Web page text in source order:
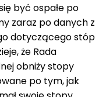
być ospałe po
zaraz po danych z
dotyczącego stóp
że Rada
obniży stopy
po tym, jak